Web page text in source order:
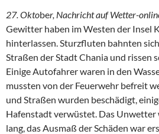
27. Oktober, Nachricht auf Wetter-
Gewitter haben im Westen der Insel
hinterlassen. Sturzfluten bahnten
Straßen der Stadt Chania und rissen
Einige Autofahrer waren in den
mussten von der Feuerwehr befreit
und Straßen wurden beschädigt,
Hafenstadt verwüstet. Das Unwetter
lang, das Ausmaß der Schäden war